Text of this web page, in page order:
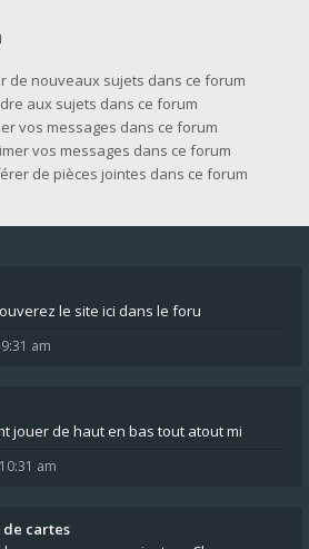
de nouveaux sujets dans ce forum
aux sujets dans ce forum
vos messages dans ce forum
vos messages dans ce forum
de pièces jointes dans ce forum
le site ici dans le foru
am
jouer de haut en bas tout atout mi
am
de cartes